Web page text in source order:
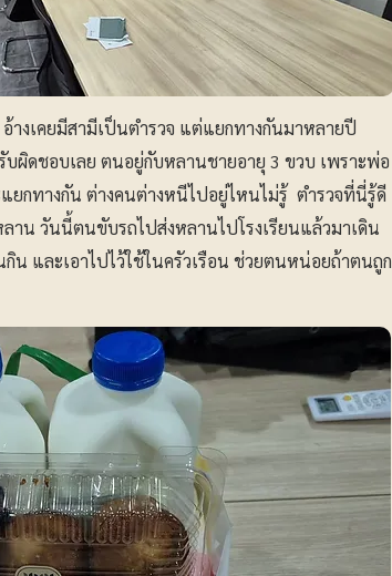
างเคยมีสามีเป็นตำรวจ แต่แยกทางกันมาหลายปี
บผิดชอบเลย ตนอยู่กับหลานชายอายุ 3 ขวบ เพราะพ่อ
ยกทางกัน ต่างคนต่างหนีไปอยู่ไหนไม่รู้ ตำรวจที่นี่รู้ดี
าน วันนี้ตนขับรถไปส่งหลานไปโรงเรียนแล้วมาเดิน
น และเอาไปไว้ใช้ในครัวเรือน ช่วยตนหน่อยถ้าตนถูก